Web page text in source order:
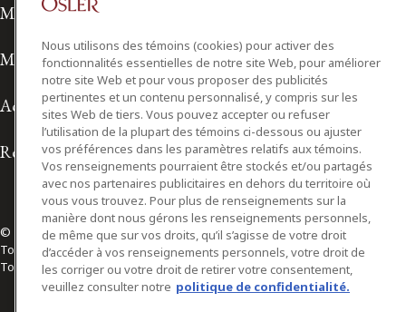
Modalités de prestation de services
Modalités d'utilisation
Accessibilité
Relations avec les médias
© 2026 Osler, Hoskin & Harcourt S.E.N.C.R.L./s.r.l.
Tous droits réservés
Toronto | Montréal | Calgary | Vancouver | Ottawa | New York
Nous utilisons des témoins (cookies) pour activer des
fonctionnalités essentielles de notre site Web, pour améliorer
notre site Web et pour vous proposer des publicités
pertinentes et un contenu personnalisé, y compris sur les
sites Web de tiers. Vous pouvez accepter ou refuser
l’utilisation de la plupart des témoins ci-dessous ou ajuster
vos préférences dans les paramètres relatifs aux témoins.
Vos renseignements pourraient être stockés et/ou partagés
avec nos partenaires publicitaires en dehors du territoire où
vous vous trouvez. Pour plus de renseignements sur la
manière dont nous gérons les renseignements personnels,
de même que sur vos droits, qu’il s’agisse de votre droit
d’accéder à vos renseignements personnels, votre droit de
les corriger ou votre droit de retirer votre consentement,
veuillez consulter notre politique de confidentialité.